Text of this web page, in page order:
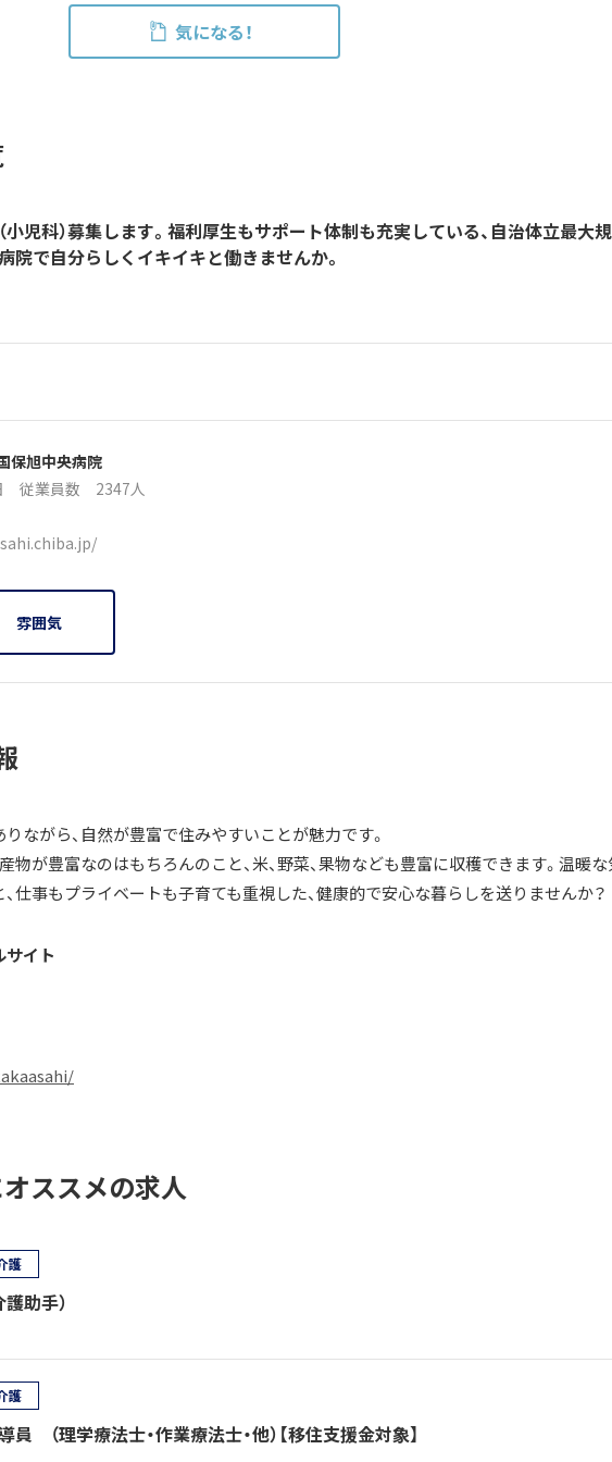
気になる！
小児科）募集します。福利厚生もサポート体制も充実している、自治体立最大
院で自分らしくイキイキと働きませんか。
保旭中央病院
従業員数 2347人
雰囲気
ながら、自然が豊富で住みやすいことが魅力です。
物が豊富なのはもちろんのこと、米、野菜、果物なども豊富に収穫できます。温暖
仕事もプライベートも子育ても重視した、健康的で安心な暮らしを送りませんか？
サイト
ススメの求人
助手）
護
員 （理学療法士・作業療法士・他）【移住支援金対象】
護